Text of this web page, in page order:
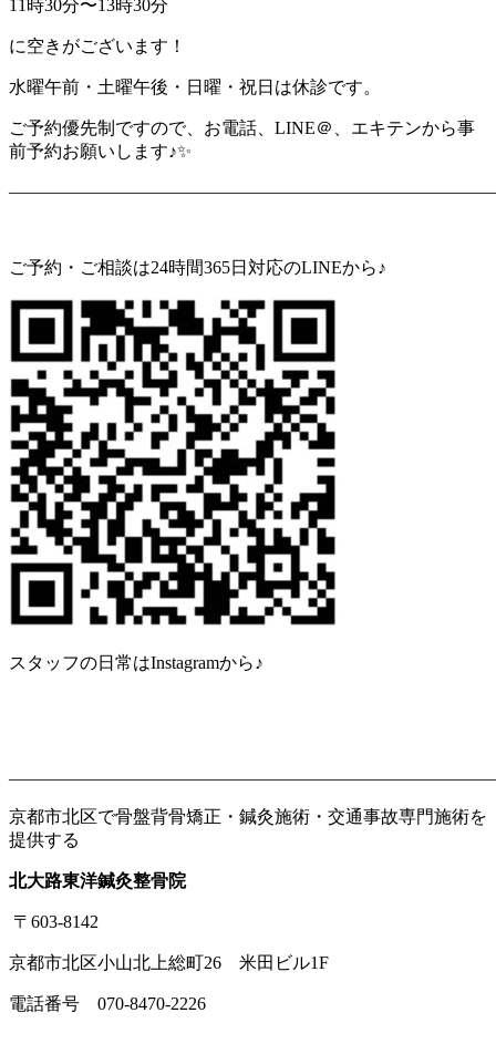
11時30分〜13時30分
に空きがございます！
水曜午前・土曜午後・日曜・祝日は休診です。
ご予約優先制ですので、お電話、LINE＠、エキテンから事
前予約お願いします♪✨
ご予約・ご相談は24時間365日対応のLINEから♪
スタッフの日常はInstagramから♪
京都市北区で骨盤背骨矯正・鍼灸施術・交通事故専門施術を
提供する
北大路東洋鍼灸整骨院
〒603-8142
京都市北区小山北上総町26 米田ビル1F
電話番号 070-8470-2226